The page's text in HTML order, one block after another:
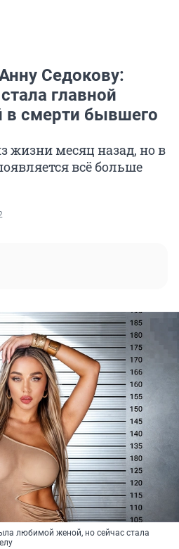
Седокову:
главной
в смерти бывшего
жизни месяц назад, но в
всё больше
любимой женой, но сейчас стала